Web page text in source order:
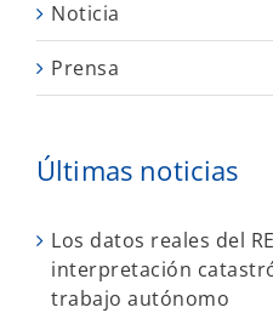
Noticia
Prensa
Últimas noticias
Los datos reales del
interpretación
trabajo autónomo